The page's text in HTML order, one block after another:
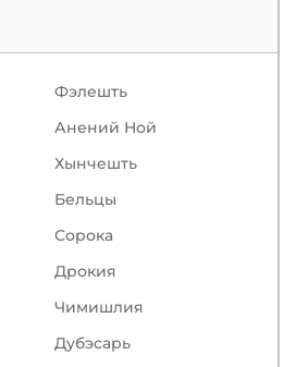
Фэлешть
Анений Ной
Хынчешть
Бельцы
Сорокa
Дрокия
Чимишлия
Дубэсарь